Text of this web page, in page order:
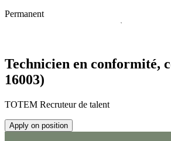
Permanent
Technicien en conformité,
16003)
TOTEM Recruteur de talent
Apply on position